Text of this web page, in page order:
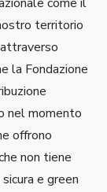
territorio
la Fondazione
nel momento
offrono
non tiene
e green